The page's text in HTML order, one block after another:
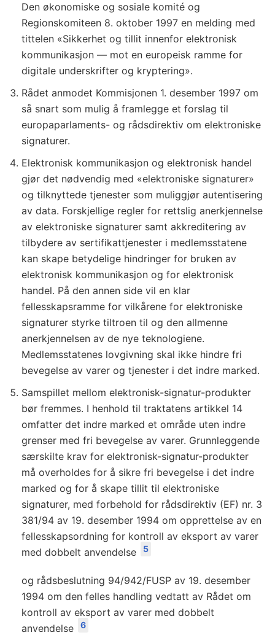
Den økonomiske og sosiale komité og
Regionskomiteen 8. oktober 1997 en melding med
tittelen «Sikkerhet og tillit innenfor elektronisk
kommunikasjon — mot en europeisk ramme for
digitale underskrifter og kryptering».
Rådet anmodet Kommisjonen 1. desember 1997 om
så snart som mulig å framlegge et forslag til
europaparlaments- og rådsdirektiv om elektroniske
signaturer.
Elektronisk kommunikasjon og elektronisk handel
gjør det nødvendig med «elektroniske signaturer»
og tilknyttede tjenester som muliggjør autentisering
av data. Forskjellige regler for rettslig anerkjennelse
av elektroniske signaturer samt akkreditering av
tilbydere av sertifikattjenester i medlemsstatene
kan skape betydelige hindringer for bruken av
elektronisk kommunikasjon og for elektronisk
handel. På den annen side vil en klar
fellesskapsramme for vilkårene for elektroniske
signaturer styrke tiltroen til og den allmenne
anerkjennelsen av de nye teknologiene.
Medlemsstatenes lovgivning skal ikke hindre fri
bevegelse av varer og tjenester i det indre marked.
Samspillet mellom elektronisk-signatur-produkter
bør fremmes. I henhold til traktatens artikkel 14
omfatter det indre marked et område uten indre
grenser med fri bevegelse av varer. Grunnleggende
særskilte krav for elektronisk-signatur-produkter
må overholdes for å sikre fri bevegelse i det indre
marked og for å skape tillit til elektroniske
signaturer, med forbehold for rådsdirektiv (EF) nr. 3
381/94 av 19. desember 1994 om opprettelse av en
fellesskapsordning for kontroll av eksport av varer
med dobbelt anvendelse
5
og rådsbeslutning 94/942/FUSP av 19. desember
1994 om den felles handling vedtatt av Rådet om
kontroll av eksport av varer med dobbelt
anvendelse
6